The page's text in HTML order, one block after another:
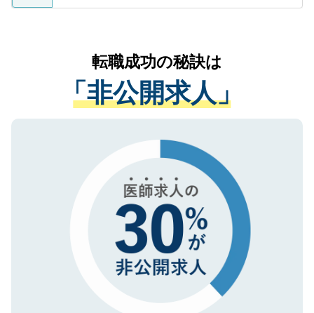
ているすべての個人データはご本人の許可
は、個人情報の取り扱いについての厳密な
管理基準を満たした事業者のみに付与され
る、プライバシーマークを取得済みです。
で、機密保持に関してもご安心ください。
かがいして、現在の医療機関の状況や紹介
経験をまじえながら、適切なアドバイスを
させていただきます。すぐにご転職をされ
ない方には、長期的なサポートが可能です
ので、まずはご登録ください。
転職成功の秘訣は
「非公開求人」